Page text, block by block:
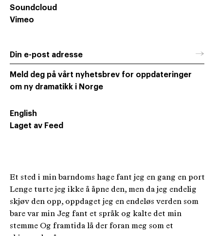
Et sted i min barndoms hage fant jeg en gang en port
Lenge turte jeg ikke å åpne den, men da jeg endelig
skjøv den opp, oppdaget jeg en endeløs verden som
bare var min Jeg fant et språk og kalte det min
stemme Og framtida lå der foran meg som et
Soundcloud
Vimeo
Din e-post adresse →
Meld deg på vårt nyhetsbrev for oppdateringer
om ny dramatikk i Norge
English
Laget av Feed